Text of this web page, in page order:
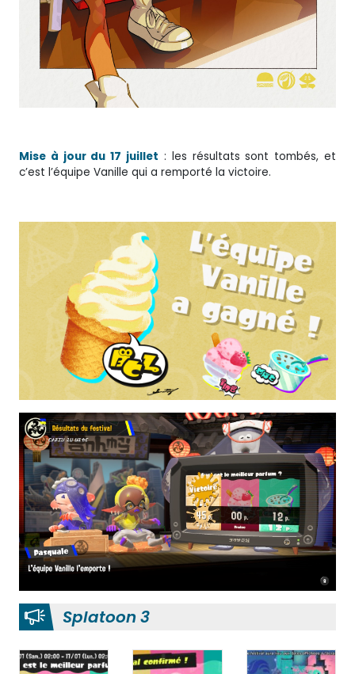
Mise à jour du 17 juillet : les résultats sont tombés, et
c’est l’équipe Vanille qui a remporté la victoire.
Splatoon 3